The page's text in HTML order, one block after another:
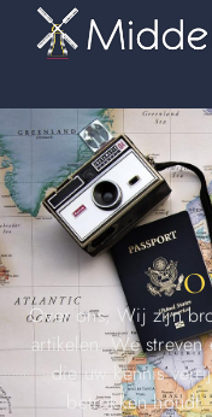
Over ons, Wij zijn
artikelen. We
die uw kennis
betrokken houdt.